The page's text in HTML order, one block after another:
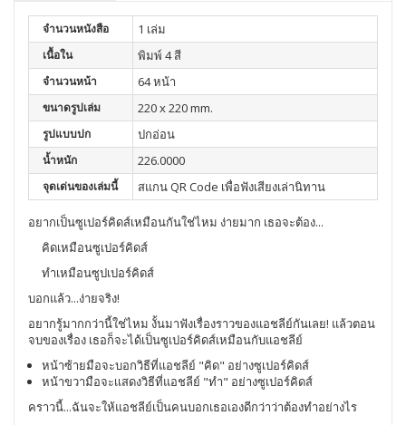
จำนวนหนังสือ 1 เล่ม
เนื้อใน พิมพ์ 4 สี
จำนวนหน้า 64 หน้า
ขนาดรูปเล่ม 220 x 220 mm.
รูปแบบปก ปกอ่อน
น้ำหนัก 226.0000
จุดเด่นของเล่มนี้ สแกน QR Code เพื่อฟังเสียงเล่านิทาน
อยากเป็นซูเปอร์คิดส์เหมือนกันใช่ไหม ง่ายมาก เธอจะต้อง...
คิดเหมือนซูเปอร์คิดส์
ทำเหมือนซูปเปอร์คิดส์
บอกแล้ว...ง่ายจริง!
อยากรู้มากกว่านี้ใช่ไหม งั้นมาฟังเรื่องราวของแอชลีย์กันเลย! แล้วตอน
จบของเรื่อง เธอก็จะได้เป็นซูเปอร์คิดส์เหมือนกับแอชลีย์
หน้าซ้ายมือจะบอกวิธีที่แอชลีย์ "คิด" อย่างซูเปอร์คิดส์
หน้าขวามือจะเเสดงวิธีที่แอชลีย์ "ทำ" อย่างซูเปอร์คิดส์
คราวนี้...ฉันจะให้แอชลีย์เป็นคนบอกเธอเองดีกว่าว่าต้องทำอย่างไร